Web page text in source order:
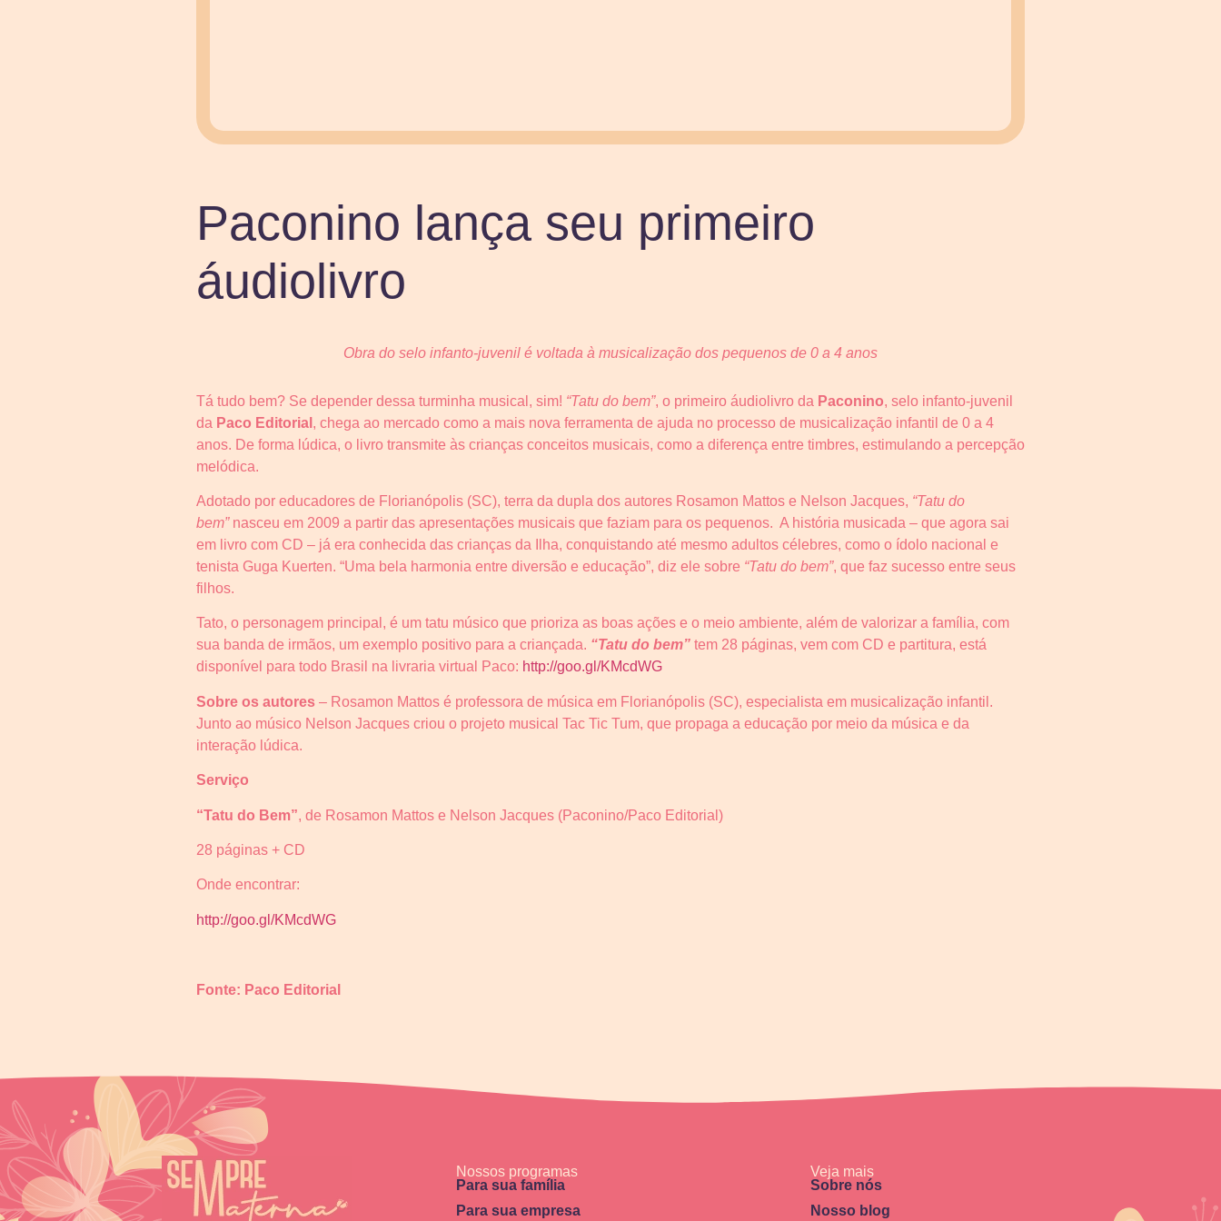
Paconino lança seu primeiro
áudiolivro
Obra do selo infanto-juvenil é voltada à musicalização dos pequenos de 0 a 4 anos
Tá tudo bem? Se depender dessa turminha musical, sim! “Tatu do bem”, o primeiro áudiolivro da Paconino, selo infanto-juvenil
da Paco Editorial , chega ao mercado como a mais nova ferramenta de ajuda no processo de musicalização infantil de 0 a 4
anos. De forma lúdica, o livro transmite às crianças conceitos musicais, como a diferença entre timbres, estimulando a percepção
melódica.
Adotado por educadores de Florianópolis (SC), terra da dupla dos autores Rosamon Mattos e Nelson Jacques, “Tatu do
bem”nasceu em 2009 a partir das apresentações musicais que faziam para os pequenos. A história musicada – que agora sai
em livro com CD – já era conhecida das crianças da Ilha, conquistando até mesmo adultos célebres, como o ídolo nacional e
tenista Guga Kuerten. “Uma bela harmonia entre diversão e educação”, diz ele sobre “Tatu do bem”, que faz sucesso entre seus
filhos.
Tato, o personagem principal, é um tatu músico que prioriza as boas ações e o meio ambiente, além de valorizar a família, com
sua banda de irmãos, um exemplo positivo para a criançada. “Tatu do bem” tem 28 páginas, vem com CD e partitura, está
disponível para todo Brasil na livraria virtual Paco: http://goo.gl/KMcdWG
Sobre os autores – Rosamon Mattos é professora de música em Florianópolis (SC), especialista em musicalização infantil.
Junto ao músico Nelson Jacques criou o projeto musical Tac Tic Tum, que propaga a educação por meio da música e da
interação lúdica.
Serviço
“Tatu do Bem”, de Rosamon Mattos e Nelson Jacques (Paconino/Paco Editorial)
28 páginas + CD
Onde encontrar:
http://goo.gl/KMcdWG
Fonte: Paco Editorial
Nossos programas
Para sua família
Para sua empresa
Veja mais
Sobre nós
Nosso blog